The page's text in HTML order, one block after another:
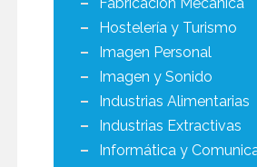
Hostelería y Turismo
Imagen Personal
Imagen y Sonido
Industrias Alimentarias
Industrias Extractivas
Informática y